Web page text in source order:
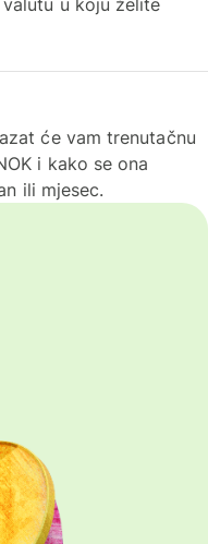
u koju želite
će vam trenutačnu
i kako se ona
ili mjesec.